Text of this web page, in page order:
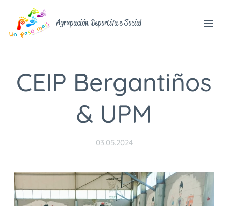
Agrupación Deportiva e Social
CEIP Bergantiños
& UPM
03.05.2024